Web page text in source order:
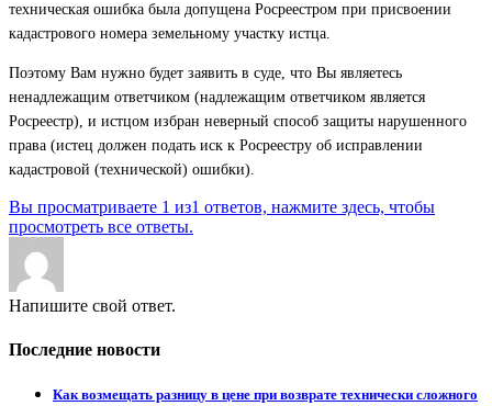
техническая ошибка была допущена Росреестром при присвоении
кадастрового номера земельному участку истца.
Поэтому Вам нужно будет заявить в суде, что Вы являетесь
ненадлежащим ответчиком (надлежащим ответчиком является
Росреестр), и истцом избран неверный способ защиты нарушенного
права (истец должен подать иск к Росреестру об исправлении
кадастровой (технической) ошибки).
Вы просматриваете 1 из1 ответов, нажмите здесь, чтобы
просмотреть все ответы.
Напишите свой ответ.
Последние новости
Как возмещать разницу в цене при возврате технически сложного